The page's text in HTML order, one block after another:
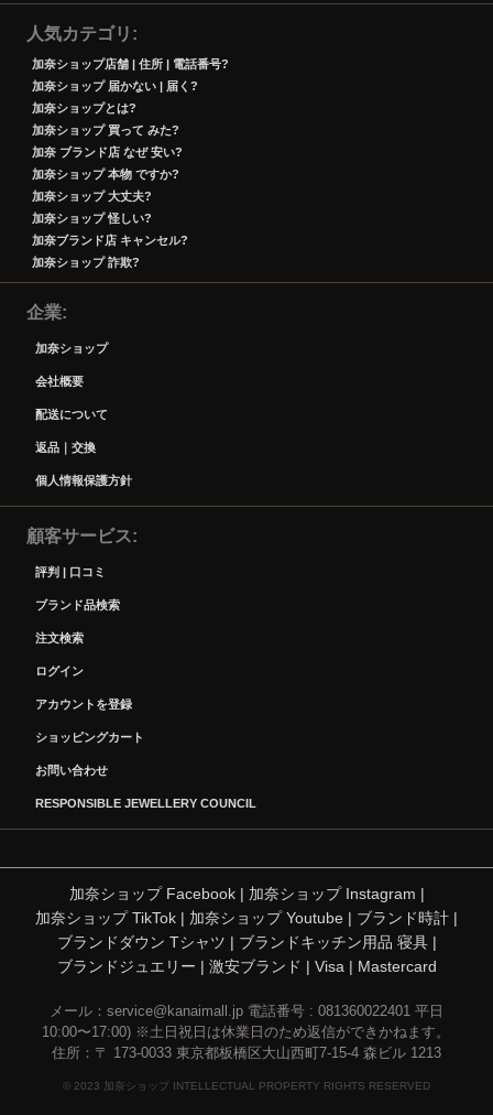
人気カテゴリ
加奈ショップ店舗 | 住所 | 電話番号?
加奈ショップ 届かない | 届く?
加奈ショップとは?
加奈ショップ 買って みた?
加奈 ブランド店 なぜ 安い?
加奈ショップ 本物 ですか?
加奈ショップ 大丈夫?
加奈ショップ 怪しい?
加奈ブランド店 キャンセル?
加奈ショップ 詐欺?
企業
加奈ショップ
会社概要
配送について
返品｜交換
個人情報保護方針
顧客サービス
評判 | 口コミ
ブランド品検索
注文検索
ログイン
アカウントを登録
ショッピングカート
お問い合わせ
RESPONSIBLE JEWELLERY COUNCIL
加奈ショップ Facebook| 加奈ショップ Instagram |
加奈ショップ TikTok | 加奈ショップ Youtube | ブランド時計 |
ブランドダウン Tシャツ | ブランドキッチン用品 寝具|
ブランドジュエリー | 激安ブランド | Visa | Mastercard
メール： service@kanaimall.jp電話番号 : 081360022401 平日
10:00〜17:00) ※土日祝日は休業日のため返信ができかねます。
住所：〒 173-0033 東京都板橋区大山西町7-15-4 森ビル 1213
© 2023 加奈ショップ INTELLECTUAL PROPERTY RIGHTS RESERVED